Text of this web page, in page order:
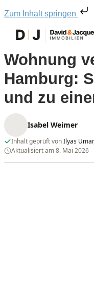
Zum Inhalt springen
Wohnung
Hamburg:
und zu
Isabel Weimer
Inhalt geprüft vonIlyas Umar
Aktualisiert am 8. Mai 2026